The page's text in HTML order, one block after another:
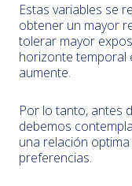
Estas variables se
obtener un mayor
tolerar mayor
horizonte temporal
aumente.
Por lo tanto, antes
debemos
una relación
preferencias.